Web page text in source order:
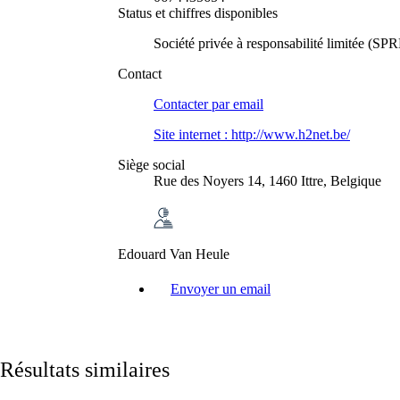
Status et chiffres disponibles
Société privée à responsabilité limitée
Contact
Contacter par email
Site internet : http://www.h2net.be/
Siège social
Rue des Noyers 14, 1460 Ittre, Belgique
Edouard Van Heule
Envoyer un email
Résultats similaires